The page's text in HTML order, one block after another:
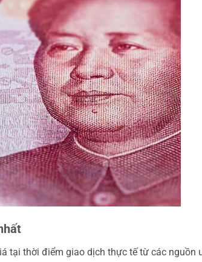
tại thời điểm giao dịch thực tế từ các nguồn